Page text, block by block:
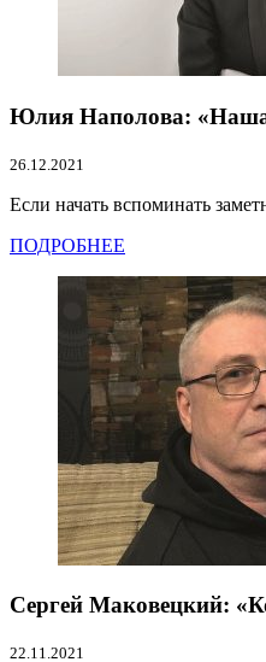
Юлия Наполова: «Наша
26.12.2021
Если начать вспоминать
ПОДРОБНЕЕ
Сергей Маковецкий:
22.11.2021